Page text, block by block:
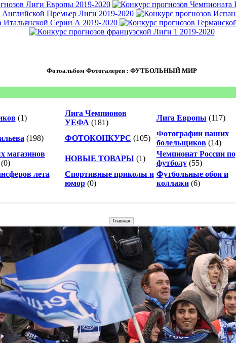
Фотоальбом Фотогалерея : ФУТБОЛЬНЫЙ МИР
(1)
Лига Чемпионов
УЕФА (181)
Лига Европы (117)
(198) ФОТОКОНКУРС (105)
Фотографии наших
болельщиков(14)
магазинов
(0)
НОВЫЕ ТОВАРЫ(1)
Чемпионат России по
футболу(55)
лета
Спортивные приколы и
юмор(0)
Футбольные обои и
коллажи(6)